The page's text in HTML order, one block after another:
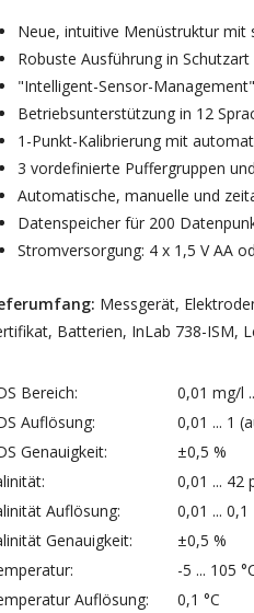
Neue, intuitive Menüstruktur mit
Robuste Ausführung in
"Intelligent-Sensor-
Betriebsunterstützung in 12
1-Punkt-Kalibrierung mit
3 vordefinierte Puffergruppen
Automatische, manuelle und
Datenspeicher für 200
Stromversorgung: 4 x 1,5 V AA
Messgerät,
Batterien, InLab 738-ISM,
Bereich:
0,01 mg/l
Auflösung:
0,01 ... 1
Genauigkeit:
±0,5 %
0,01 ... 42
Auflösung:
0,01 ... 0,1
Genauigkeit:
±0,5 %
-5 ... 105
Auflösung:
0,1 °C